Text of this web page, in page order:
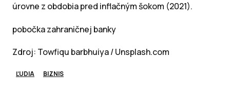
úrovne z obdobia pred inflačným šokom (2021).
pobočka zahraničnej banky
Zdroj: Towfiqu barbhuiya / Unsplash.com
ĽUDIA BIZNIS